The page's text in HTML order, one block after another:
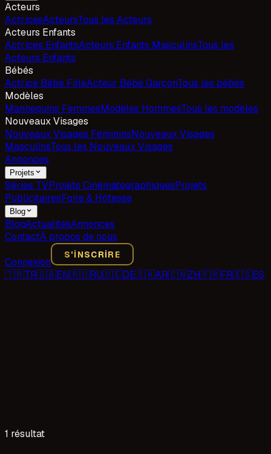
Acteurs
ActricesActeursTous les Acteurs
Acteurs Enfants
Actrices EnfantsActeurs Enfants MasculinsTous les
Acteurs Enfants
Bébés
Actrice Bébé FilleActeur Bébé GarçonTous les bébés
Modèles
Mannequins FemmesModèles HommesTous les modèles
Nouveaux Visages
Nouveaux Visages FémininsNouveaux Visages
MasculinsTous les Nouveaux Visages
Annonces
Projets
Séries TVProjets CinématographiquesProjets
PublicitairesFoire & Hôtesse
Blog
BlogActualitésAnnonces
ContactÀ propos de nous
Connexion
S'INSCRIRE
🇹🇷TR🇬🇧EN🇷🇺RU🇩🇪DE🇸🇦AR🇨🇳ZH🇫🇷FR🇪🇸ES
1 résultat